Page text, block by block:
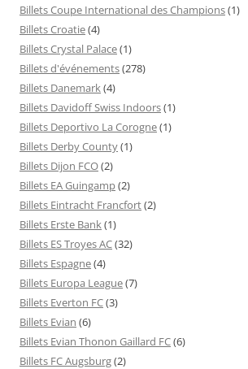
Billets Coupe International des Champions(1)
Billets Croatie(4)
Billets Crystal Palace(1)
Billets d'événements(278)
Billets Danemark(4)
Billets Davidoff Swiss Indoors(1)
Billets Deportivo La Corogne(1)
Billets Derby County(1)
Billets Dijon FCO(2)
Billets EA Guingamp(2)
Billets Eintracht Francfort(2)
Billets Erste Bank(1)
Billets ES Troyes AC(32)
Billets Espagne(4)
Billets Europa League(7)
Billets Everton FC(3)
Billets Evian (6)
Billets Evian Thonon Gaillard FC(6)
Billets FC Augsburg(2)